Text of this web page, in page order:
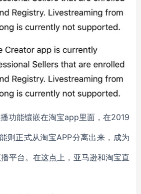
功能镶嵌在淘宝app里面，在2019
则正式从淘宝APP分离出来，成为
平台。在这点上，亚马逊和淘宝直